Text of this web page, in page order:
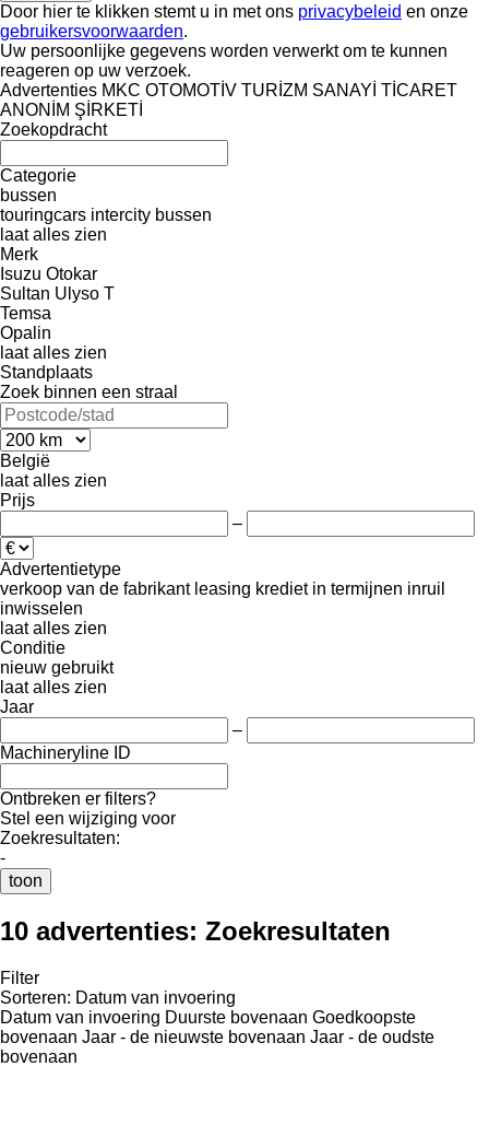
Door hier te klikken stemt u in met ons privacybeleid en onze
gebruikersvoorwaarden.
Uw persoonlijke gegevens worden verwerkt om te kunnen
reageren op uw verzoek.
Advertenties MKC OTOMOTİV TURİZM SANAYİ TİCARET
ANONİM ŞİRKETİ
Zoekopdracht
Categorie
bussen
touringcars intercity bussen
laat alles zien
Merk
Isuzu Otokar
Sultan Ulyso T
Temsa
Opalin
laat alles zien
Standplaats
Zoek binnen een straal
België
laat alles zien
Prijs
–
Advertentietype
verkoop van de fabrikant leasing krediet in termijnen inruil
inwisselen
laat alles zien
Conditie
nieuw gebruikt
laat alles zien
Jaar
–
Machineryline ID
Ontbreken er filters?
Stel een wijziging voor
Zoekresultaten:
-
toon
10 advertenties: Zoekresultaten
Filter
Sorteren: Datum van invoering
Datum van invoering Duurste bovenaan Goedkoopste
bovenaan Jaar - de nieuwste bovenaan Jaar - de oudste
bovenaan